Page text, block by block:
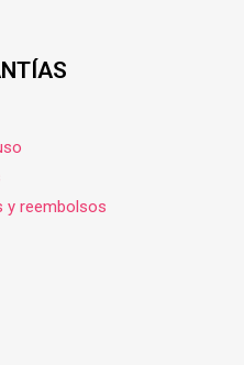
y reembolsos